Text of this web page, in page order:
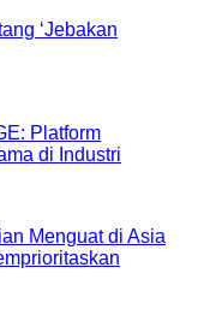
‘Jebakan
Platform
di Industri
Menguat di Asia